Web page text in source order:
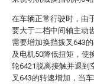
在车辆正常行驶时，由
要大于二档中间轴主动
需要增加换挡拨叉643
及电机50降低扭矩，使
轮6421脱离接触并退到
叉643的转速增加，当